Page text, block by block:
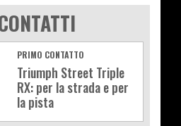
PRIMO CONTATTO
Triumph Street Triple
RX: per la strada e per
la pista